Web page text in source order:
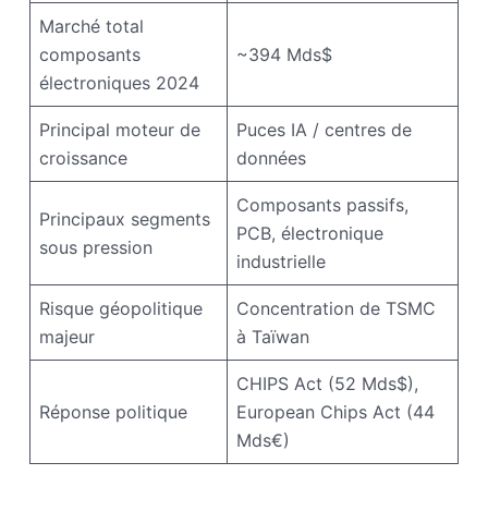
Marché total
composants
électroniques 2024
~394 Mds$
Principal moteur de
croissance
Puces IA / centres de
données
Principaux segments
sous pression
Composants passifs,
PCB, électronique
industrielle
Risque géopolitique
majeur
Concentration de TSMC
à Taïwan
Réponse politique
CHIPS Act (52 Mds$),
European Chips Act (44
Mds€)